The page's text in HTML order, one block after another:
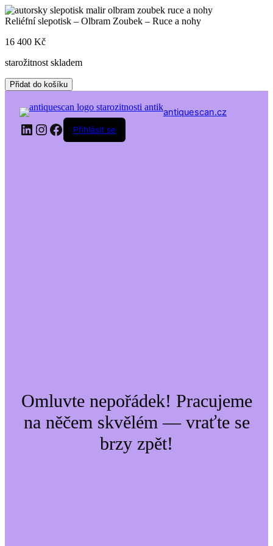
Skip
to
Reliéfní slepotisk – Olbram Zoubek – Ruce a nohy
16 400 Kč
starožitnost skladem
Reliéfní
slepotisk
Olbram
Zoubek
Přidat do košíku
antiquescan.cz
LinkedIn
Instagram
Facebook
Přihlásit se
Omluvte nepořádek! Pracujeme
na něčem skvělém — vraťte se
brzy zpět!